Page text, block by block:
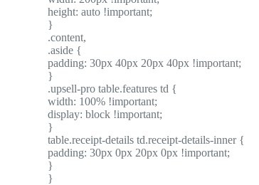
height: auto !important;
}
.content,
.aside {
padding: 30px 40px 20px 40px !important;
}
.upsell-pro table.features td {
width: 100% !important;
display: block !important;
}
table.receipt-details td.receipt-details-inner {
padding: 30px 0px 20px 0px !important;
}
}